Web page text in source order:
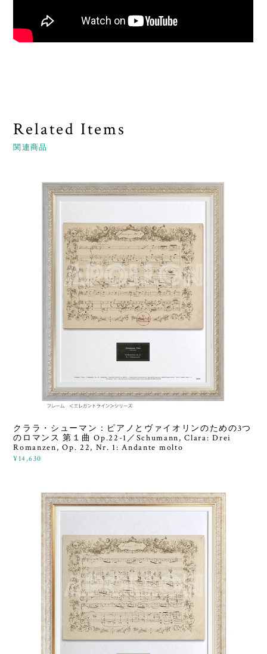
Related Items
関連商品
クララ・シューマン：ピアノとヴァイオリンのための3つ
のロマンス 第１曲 Op.22-1／Schumann, Clara: Drei
Romanzen, Op. 22, Nr. 1: Andante molto
¥14,630